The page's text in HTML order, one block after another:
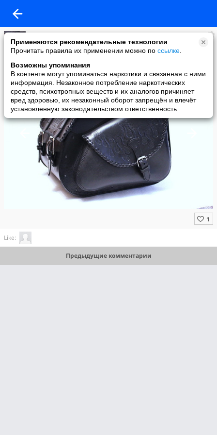
Применяются рекомендательные технологии
Прочитать правила их применении можно по ссылке
Возможны упоминания
В контенте могут упоминаться наркотики и связанная с ними
информация. Незаконное потребление наркотических
средств, психотропных веществ и их аналогов причиняет
вред здоровью, их незаконный оборот запрещён и влечёт
установленную законодательством ответственность
Америкос
added a photo
13 Nov в 22:50
Like:
Предыдущие комментарии